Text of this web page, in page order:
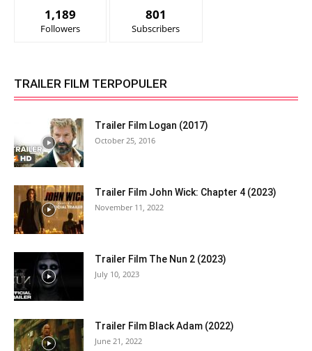
1,189
Followers
801
Subscribers
TRAILER FILM TERPOPULER
Trailer Film Logan (2017)
October 25, 2016
Trailer Film John Wick: Chapter 4 (2023)
November 11, 2022
Trailer Film The Nun 2 (2023)
July 10, 2023
Trailer Film Black Adam (2022)
June 21, 2022